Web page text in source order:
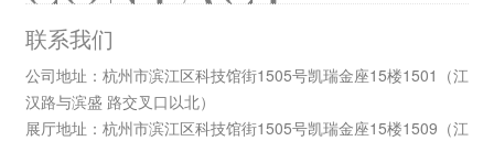
联系我们
公司地址：杭州市滨江区科技馆街1505号凯瑞金座15楼1501（江
汉路与滨盛 路交叉口以北）
展厅地址：杭州市滨江区科技馆街1505号凯瑞金座15楼1509（江